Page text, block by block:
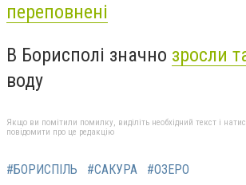
переповнені
В Борисполі значно зросли
воду
Якщо ви помітили помилку, виділіть необхідний текст і
повідомити про це редакцію
#БОРИСПІЛЬ #САКУРА #ОЗЕРО